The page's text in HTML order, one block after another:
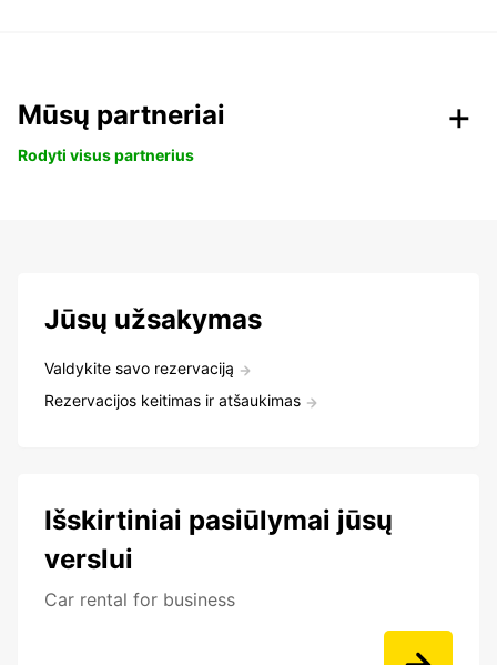
Mūsų partneriai
Rodyti visus partnerius
Jūsų užsakymas
Valdykite savo rezervaciją
Rezervacijos keitimas ir atšaukimas
Išskirtiniai pasiūlymai jūsų
verslui
Car rental for business